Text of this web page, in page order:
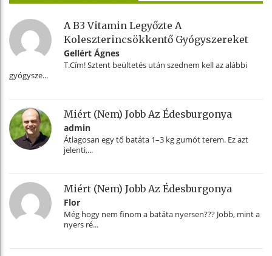
A B3 Vitamin Legyőzte A
Koleszterincsökkentő Gyógyszereket
Gellért Ágnes
T.Cím! Sztent beültetés után szednem kell az alábbi
gyógysze...
Miért (nem) Jobb Az Édesburgonya
admin
Átlagosan egy tő batáta 1–3 kg gumót terem. Ez azt
jelenti,...
Miért (nem) Jobb Az Édesburgonya
Flor
Még hogy nem finom a batáta nyersen??? Jobb, mint a
nyers ré...